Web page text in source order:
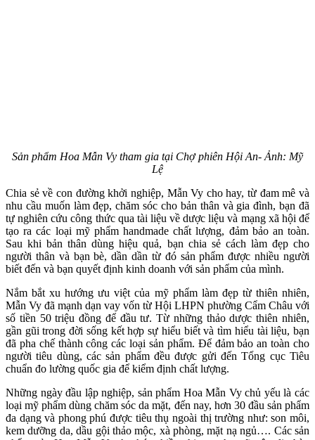
Sản phẩm Hoa Mẫn Vy tham gia tại Chợ phiên Hội An- Ảnh: Mỹ
Lệ
Chia sẻ về con đường khởi nghiệp, Mẫn Vy cho hay, từ đam mê và
nhu cầu muốn làm đẹp, chăm sóc cho bản thân và gia đình, bạn đã
tự nghiên cứu công thức qua tài liệu về dược liệu và mạng xã hội để
tạo ra các loại mỹ phẩm handmade chất lượng, đảm bảo an toàn.
Sau khi bản thân dùng hiệu quả, bạn chia sẻ cách làm đẹp cho
người thân và bạn bè, dần dần từ đó sản phẩm được nhiều người
biết đến và bạn quyết định kinh doanh với sản phẩm của mình.
Nắm bắt xu hướng ưu việt của mỹ phẩm làm đẹp từ thiên nhiên,
Mẫn Vy đã mạnh dạn vay vốn từ Hội LHPN phường Cẩm Châu với
số tiền 50 triệu đồng để đầu tư. Từ những thảo dược thiên nhiên,
gần gũi trong đời sống kết hợp sự hiểu biết và tìm hiểu tài liệu, bạn
đã pha chế thành công các loại sản phẩm. Để đảm bảo an toàn cho
người tiêu dùng, các sản phẩm đều được gửi đến Tổng cục Tiêu
chuẩn đo lường quốc gia để kiểm định chất lượng.
Những ngày đầu lập nghiệp, sản phẩm Hoa Mẫn Vy chủ yếu là các
loại mỹ phẩm dùng chăm sóc da mặt, đến nay, hơn 30 đầu sản phẩm
đa dạng và phong phú được tiêu thụ ngoài thị trường như: son môi,
kem dưỡng da, dầu gội thảo mộc, xà phòng, mặt nạ ngủ…. Các sản